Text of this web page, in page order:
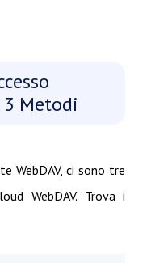
3 Metodi
WebDAV, ci sono tre
WebDAV. Trova i